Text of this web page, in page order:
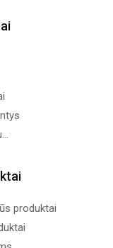
produktai